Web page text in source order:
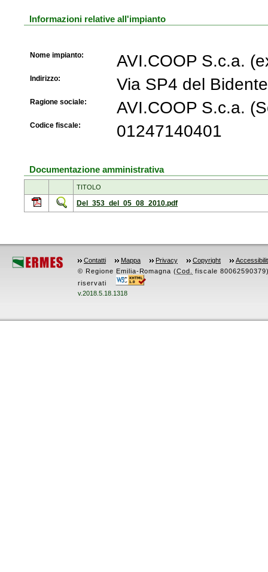
Informazioni relative all'impianto
Nome impianto: AVI.COOP S.c.a.
Indirizzo: Via SP4 del
Ragione sociale: AVI.COOP S.c.a.
Codice fiscale: 01247140401
Documentazione amministrativa
TITOLO
Del_353_del_05_08_2010.pdf
Contatti Mappa Privacy Copyright
© Regione Emilia-Romagna (Cod.
fiscale
riservati
v.2018.5.18.1318